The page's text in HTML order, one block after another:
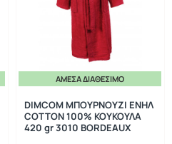
ΆΜΕΣΑ ΔΙΑΘΈΣΙΜΟ
DIMCOM ΜΠΟΥΡΝΟΥΖΙ ΕΝΗΛ
COTTON 100% ΚΟΥΚΟΥΛΑ
420 gr 3010 BORDEAUX